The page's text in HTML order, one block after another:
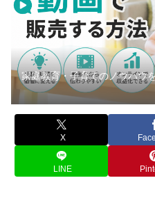
家庭教育・子育てのノウハウ
X
LINE